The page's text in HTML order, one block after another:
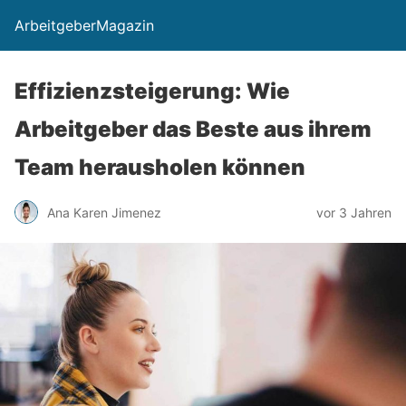
ArbeitgeberMagazin
Effizienzsteigerung: Wie
Arbeitgeber das Beste aus ihrem
Team herausholen können
Ana Karen Jimenez vor 3 Jahren